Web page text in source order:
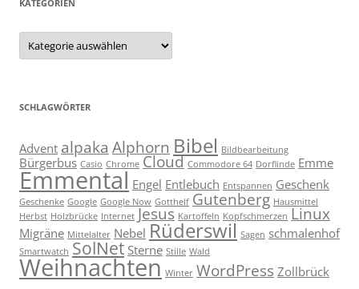
KATEGORIEN
Kategorien
SCHLAGWÖRTER
Advent alpaka Alphorn Bibel Bildbearbeitung
Bürgerbus Casio Chrome Cloud Commodore 64 Dorflinde Emme
Emmental Engel Entlebuch Entspannen Geschenk
Geschenke Google Google Now Gotthelf Gutenberg Hausmittel
Herbst Holzbrücke Internet Jesus Kartoffeln Kopfschmerzen Linux
Migräne Mittelalter Nebel Rüderswil Sagen schmalenhof
Smartwatch SolNet Sterne Stille Wald
Weihnachten Winter WordPress Zollbrück